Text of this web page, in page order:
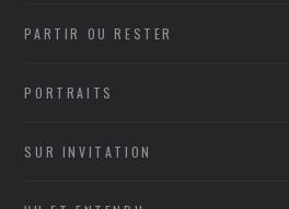
PARTIR OU RESTER
PORTRAITS
SUR INVITATION